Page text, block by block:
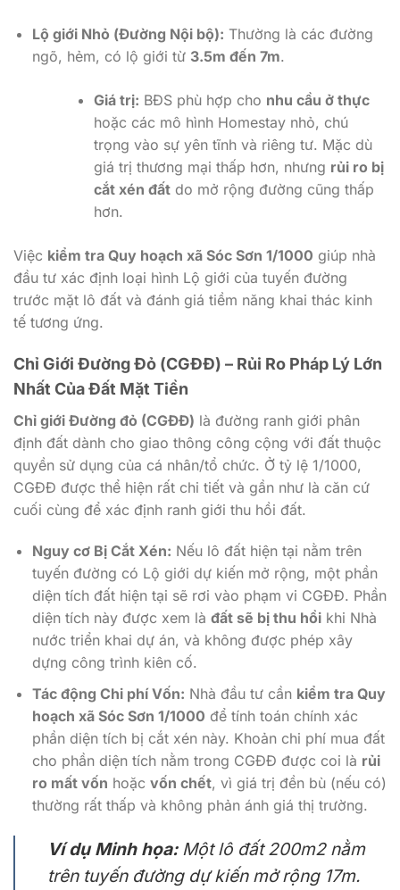
Lộ giới Nhỏ (Đường Nội bộ): Thường là các đường
ngõ, hẻm, có lộ giới từ 3.5m đến 7m.
Giá trị: BĐS phù hợp cho nhu cầu ở thực
hoặc các mô hình Homestay nhỏ, chú
trọng vào sự yên tĩnh và riêng tư. Mặc dù
giá trị thương mại thấp hơn, nhưng rủi ro bị
cắt xén đấtdo mở rộng đường cũng thấp
hơn.
Việc kiểm tra Quy hoạch xã Sóc Sơn 1/1000 giúp nhà
đầu tư xác định loại hình Lộ giới của tuyến đường
trước mặt lô đất và đánh giá tiềm năng khai thác kinh
tế tương ứng.
Chỉ Giới Đường Đỏ (CGĐĐ) – Rủi Ro Pháp Lý Lớn
Nhất Của Đất Mặt Tiền
Chỉ giới Đường đỏ (CGĐĐ) là đường ranh giới phân
định đất dành cho giao thông công cộng với đất thuộc
quyền sử dụng của cá nhân/tổ chức. Ở tỷ lệ 1/1000,
CGĐĐ được thể hiện rất chi tiết và gần như là căn cứ
cuối cùng để xác định ranh giới thu hồi đất.
Nguy cơ Bị Cắt Xén: Nếu lô đất hiện tại nằm trên
tuyến đường có Lộ giới dự kiến mở rộng, một phần
diện tích đất hiện tại sẽ rơi vào phạm vi CGĐĐ. Phần
diện tích này được xem là đất sẽ bị thu hồikhi Nhà
nước triển khai dự án, và không được phép xây
dựng công trình kiên cố.
Tác động Chi phí Vốn: Nhà đầu tư cần kiểm tra Quy
hoạch xã Sóc Sơn 1/1000 để tính toán chính xác
phần diện tích bị cắt xén này. Khoản chi phí mua đất
cho phần diện tích nằm trong CGĐĐ được coi là rủi
ro mất vốn hoặc vốn chết, vì giá trị đền bù (nếu có)
thường rất thấp và không phản ánh giá thị trường.
Ví dụ Minh họa:Một lô đất 200m2nằm
trên tuyến đường dự kiến mở rộng 17m.